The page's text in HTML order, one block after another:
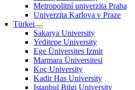
Metropolitní univerzita Praha
Univerzita Karlova v Praze
Türkei
Sakarya University
Yeditepe University
Ege Üniversites Izmir
Marmara Üniversitesi
Koç University
Kadir Has University
Istanbul Bilgi University